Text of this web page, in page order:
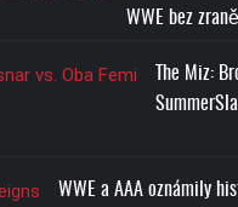
WWE bez
The Miz:
WWE a AAA oznámily